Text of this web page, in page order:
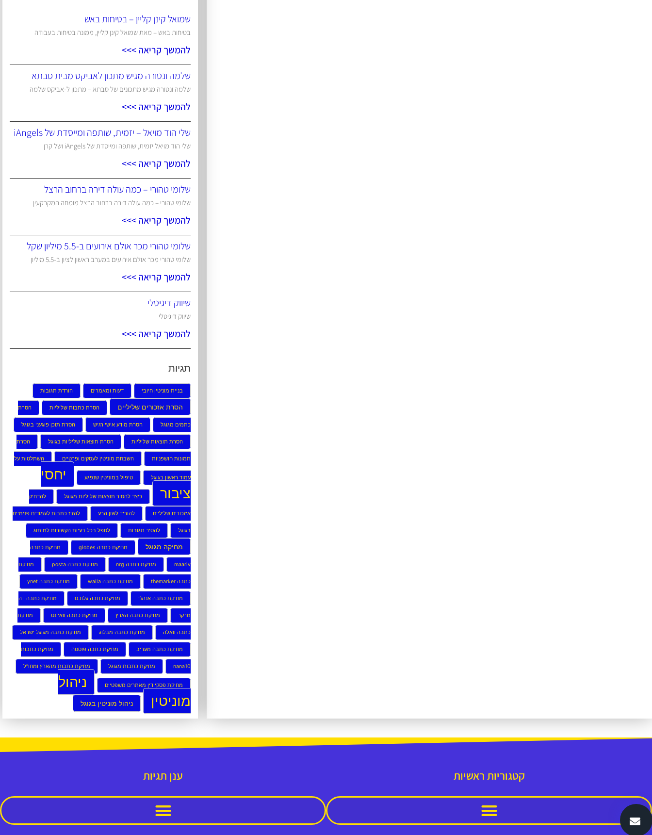
שמואל קינן קליין – בטיחות באש
בטיחות באש – מאת שמואל קינן קליין, ממונה בטיחות בעבודה
להמשך קריאה >>>
שלמה ונטורה מגיש מתכון לאביקס מבית סבתא
שלמה ונטורה מגיש מתכונים של סבתא – מתכון ל-אביקס שלמה
להמשך קריאה >>>
שלי הוד מויאל – יזמית, שותפה ומייסדת של iAngels
שלי הוד מויאל יזמית, שותפה ומייסדת של iAngels ושל קרן
להמשך קריאה >>>
שלומי טהורי – כמה עולה דירה ברחוב הרצל
שלומי טהורי – כמה עולה דירה ברחוב הרצל מומחה המקרקעין
להמשך קריאה >>>
שלומי טהורי מכר אולם אירועים ב-5.5 מיליון שקל
שלומי טהורי מכר אולם אירועים במערב ראשון לציון ב-5.5 מיליון
להמשך קריאה >>>
שיווק דיגיטלי
שיווק דיגיטלי
להמשך קריאה >>>
תגיות
בניית מוניטין חיובי דעות ומאמרים הורדת תגובות
הסרת אזכורים שליליים הסרת כתבות שליליות הסרת
כתמים מגוגל הסרת מידע אישי רגיש הסרת תוכן פוגעני בגוגל
הסרת תוצאות שליליות הסרת תוצאות שליליות בגוגל הסרת
תמונות חושפניות השבחת מוניטין לעסקים ופרטיים השתלטות על
עמוד ראשון בגוגל טיפול במוניטין שנפגע
יחסי
ציבור
כיצד להסיר תוצאות שליליות מגוגל להדחיק
איזכורים שליליים להוריד לשון הרע להזיז כתבות לעמודים פנימיים
בגוגל להסיר תגובות לטפל בכל בעיות הקשורות למיתוג
מחיקה מגוגל מחיקת כתבה globes מחיקת כתבה
maariv מחיקת כתבה nrg מחיקת כתבה posta מחיקת
כתבה themarker מחיקת כתבה walla מחיקת כתבה ynet
מחיקת כתבה אנרג’י מחיקת כתבה גלובס מחיקת כתבה דה
מרקר מחיקת כתבה הארץ מחיקת כתבה וואי נט מחיקת
כתבה וואלה מחיקת כתבה מבלוג מחיקת כתבה מגוגל ישראל
מחיקת כתבה מעריב מחיקת כתבה פוסטה מחיקת כתבות
nana10 מחיקת כתבות מגוגל מחיקת כתבות מהארץ ומחו”ל
מחיקת פסקי דין מאתרים משפטיים
ניהול
מוניטין
ניהול מוניטין בגוגל
קטגוריות ראשיות ענן תגיות